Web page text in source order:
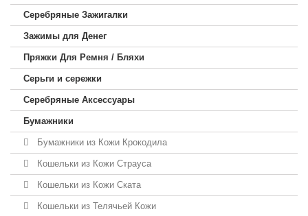
Серебряные Зажигалки
Зажимы для Денег
Пряжки Для Ремня / Бляхи
Серьги и сережки
Серебряные Аксессуары
Бумажники
Бумажники из Кожи Крокодила
Кошельки из Кожи Страуса
Кошельки из Кожи Ската
Кошельки из Телячьей Кожи